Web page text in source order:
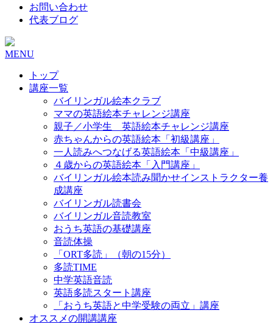
お問い合わせ
代表ブログ
MENU
トップ
講座一覧
バイリンガル絵本クラブ
ママの英語絵本チャレンジ講座
親子／小学生 英語絵本チャレンジ講座
赤ちゃんからの英語絵本「初級講座」
一人読みへつなげる英語絵本「中級講座」
４歳からの英語絵本「入門講座」
バイリンガル絵本読み聞かせインストラクター養
成講座
バイリンガル読書会
バイリンガル音読教室
おうち英語の基礎講座
音読体操
「ORT多読」（朝の15分）
多読TIME
中学英語音読
英語多読スタート講座
「おうち英語と中学受験の両立」講座
オススメの開講講座